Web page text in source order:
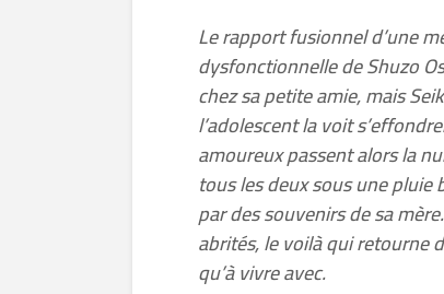
Le rapport fusionnel d’une
dysfonctionnelle de Shuzo
chez sa petite amie, mais
l’adolescent la voit
amoureux passent alors la
tous les deux sous une pluie
par des souvenirs de sa
abrités, le voilà qui retourne
qu’à vivre avec.